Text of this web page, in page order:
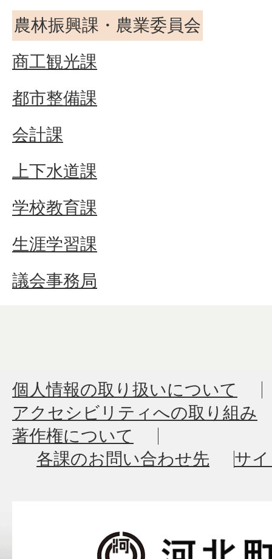
農林振興課・農業委員会
商工観光課
都市整備課
会計課
上下水道課
学校教育課
生涯学習課
議会事務局
個人情報の取り扱いについて
アクセシビリティへの取り組み
著作権について
各課のお問い合わせ先
サ